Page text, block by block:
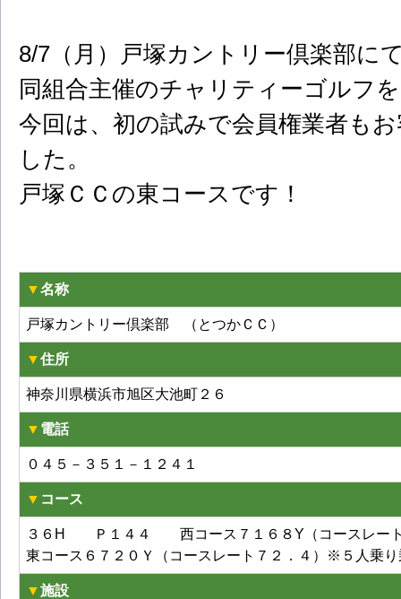
8/7（月）戸塚カントリー倶楽部に
同組合主催のチャリティーゴルフ
今回は、初の試みで会員権業者も
した。
戸塚ＣＣの東コースです！
▼名称
戸塚カントリー倶楽部 （とつかＣＣ）
▼住所
神奈川県横浜市旭区大池町２６
▼ 電話
０４５－３５１－１２４１
▼ コース
３６H Ｐ１４４ 西コース７１６８Y（コースレート
東コース６７２０Ｙ（コースレート７２．４）※５人乗
▼施設